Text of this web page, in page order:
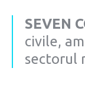
SEVEN
civile,
sectorul